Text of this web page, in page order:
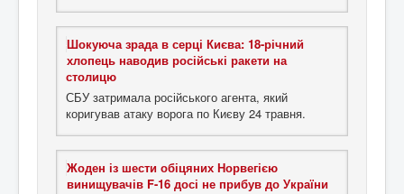
Шокуюча зрада в серці Києва: 18-річний
хлопець наводив російські ракети на
столицю
СБУ затримала російського агента, який
коригував атаку ворога по Києву 24 травня.
Жоден із шести обіцяних Норвегією
винищувачів F-16 досі не прибув до України